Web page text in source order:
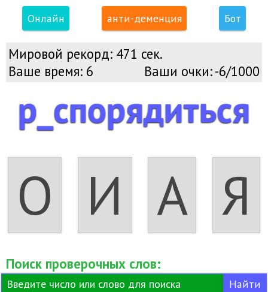
Онлайн анти-деменция Бот
Мировой рекорд: 471 сек.
Ваше время: 6 Ваши очки:-6/1000
р_спорядиться
О И А Я
Поиск проверочных слов: